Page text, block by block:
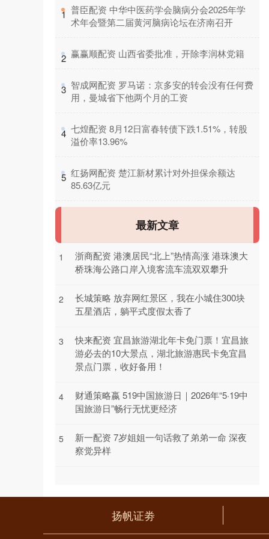
1 ​普臣配资 中华中医药学会脑病分会2025年学
术年会暨第二届黄河脑病论坛在济南召开
2 ​赢赢顺配资 山西省委批准，开除李润林党籍
3 ​智成网配资 罗马诺：京多安的转会没有任何费
用，曼城省下他两个月的工资
4 ​七煌配资 8月12日富春转债下跌1.51%，转股
溢价率13.96%
5 ​红扬网配资 楚江新材累计对外担保余额达
85.63亿元
最新文章
1
浙商配资 港澳居民“北上”热情高涨 港珠澳大
桥珠海公路口岸入境客流车流双双攀升
2
长城策略 放弃网红景区，我在小城住300块
五星酒店，躺平式度假太香了
3
快来配资 宜昌旅游湖北年卡免门票！宜昌旅
游必去的10大景点，湖北旅游惠民卡免宜昌
景点门票，收好备用！
4
财通策略嬴 519中国旅游日｜2026年“5·19中
国旅游日”畅行无忧更经济
5
新一配资 7岁姐姐一句话救了弟弟一命 深夜
察觉异样
扬帆证劵